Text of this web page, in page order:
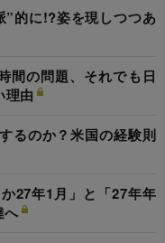
”的に!?姿を現しつつあ
間の問題、それでも日
理由
るのか？米国の経験則
27年1月」と「27年年
へ